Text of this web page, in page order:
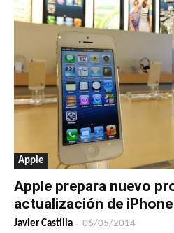
Apple
Apple prepara nuevo
actualización de iPhone
Javier Castilla - 06/05/2014